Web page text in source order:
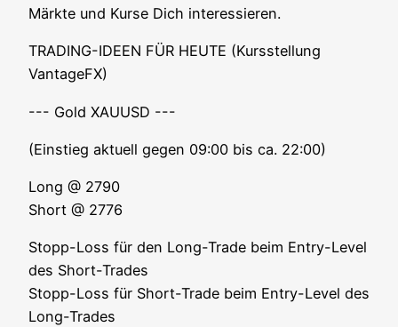
Märk­te und Kur­se Dich interessieren.
TRADING-IDEEN FÜR HEUTE (Kurs­stel­lung
VantageFX)
--- Gold XAUUSD ---
(Ein­stieg aktu­ell gegen 09:00 bis ca. 22:00)
Long @ 2790
Short @ 2776
Stopp-Loss für den Long-Trade beim Ent­ry-Level
des Short-Trades
Stopp-Loss für Short-Trade beim Ent­ry-Level des
Long-Trades